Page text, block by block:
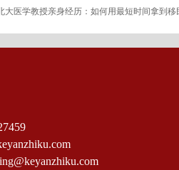
大医学教授亲身经历：如何用最短时间拿到移